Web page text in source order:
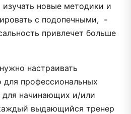
новые методики и
с подопечными, -
привлечет больше
настраивать
для профессиональных
для начинающих и/или
выдающийся тренер